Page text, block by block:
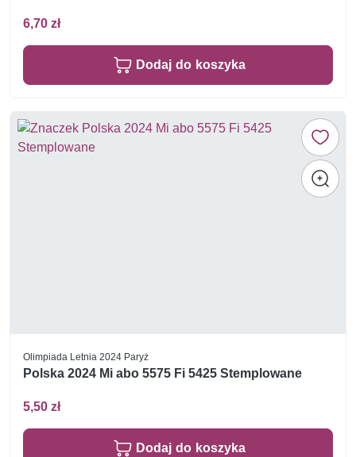
6,70 zł
Dodaj do koszyka
Olimpiada Letnia 2024 Paryż
Polska 2024 Mi abo 5575 Fi 5425 Stemplowane
5,50 zł
Dodaj do koszyka